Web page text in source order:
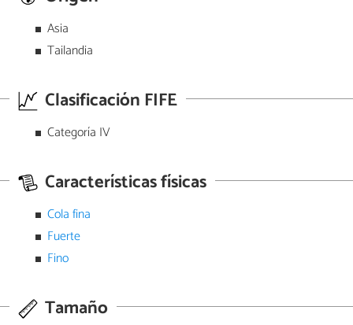
Asia
Tailandia
Clasificación FIFE
Categoría IV
Características físicas
Cola fina
Fuerte
Fino
Tamaño